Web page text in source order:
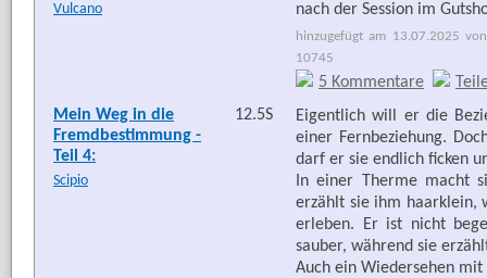
Vulcano
nach der Session im
hinzugefügt am 13.07.2025
10745
5 Kommentare
Mein Weg in die
Fremdbestimmung -
Teil 4:
Scipio
12.5S
Eigentlich will er die
einer Fernbeziehung.
darf er sie endlich ficken
In einer Therme macht
erzählt sie ihm haarklein,
erleben. Er ist nicht
sauber, während sie
Auch ein Wiedersehen